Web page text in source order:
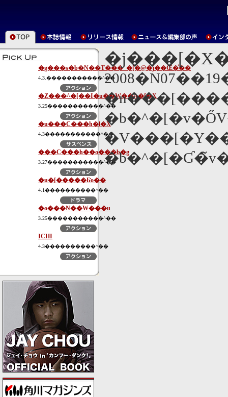
�g���s�b�N��T���_�[�@�j��Œ�̍��
4.3.�����������^��
�Z���^�[��I�u��W��A�[�X
3.25�����������^��
�u���C���h�l�X
4.3�����������^��
���C���h��o���b�g
3.27�����������^��
�u�[�����Ƃ̎o��
4.1����������^��
�o���N��W���u
3.25�����������^��
ICHI
4.3����������^��